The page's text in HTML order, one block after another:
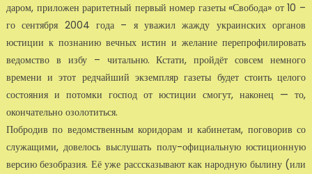
даром, приложен ра­ритетный первый номер газеты «Свобода» от 10 –
го сентября 2004 года – я уважил жажду украинских органов
юстиции к познанию вечных истин и желание перепрофилировать
ведомство в избу – читальню. Кстати, пройдёт совсем немного
времени и этот редчайший экземпляр газеты будет стоить целого
состояния и потомки господ от юстиции смогут, наконец — то,
окончательно озолотиться.
Побродив по ведомственным коридорам и кабинетам, поговорив со
служащими, довелось выслушать полу-официальную юстиционную
версию безобразия. Её уже расссказывают как народную былину (или